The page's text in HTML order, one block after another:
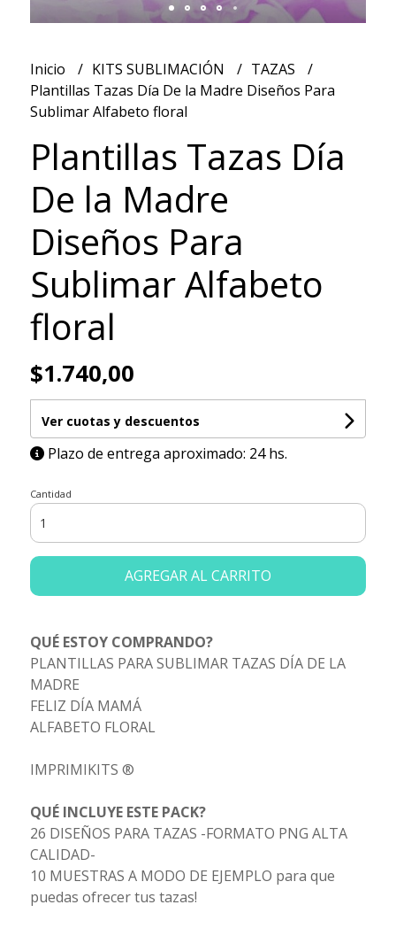
Inicio KITS SUBLIMACIÓN
TAZAS
Plantillas Tazas Día De la Madre Diseños Para
Sublimar Alfabeto floral
Plantillas Tazas Día
De la Madre
Diseños Para
Sublimar Alfabeto
floral
$1.740,00
Ver cuotas y descuentos
Plazo de entrega aproximado: 24 hs.
Cantidad
AGREGAR AL CARRITO
QUÉ ESTOY COMPRANDO?
PLANTILLAS PARA SUBLIMAR TAZAS DÍA DE LA
MADRE
FELIZ DÍA MAMÁ
ALFABETO FLORAL
IMPRIMIKITS ®
QUÉ INCLUYE ESTE PACK?
26 DISEÑOS PARA TAZAS -FORMATO PNG ALTA
CALIDAD-
10 MUESTRAS A MODO DE EJEMPLO para que
puedas ofrecer tus tazas!